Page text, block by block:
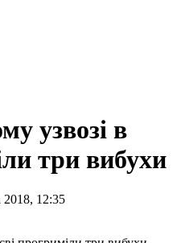
узвозі в
три вибухи
2018, 12:35